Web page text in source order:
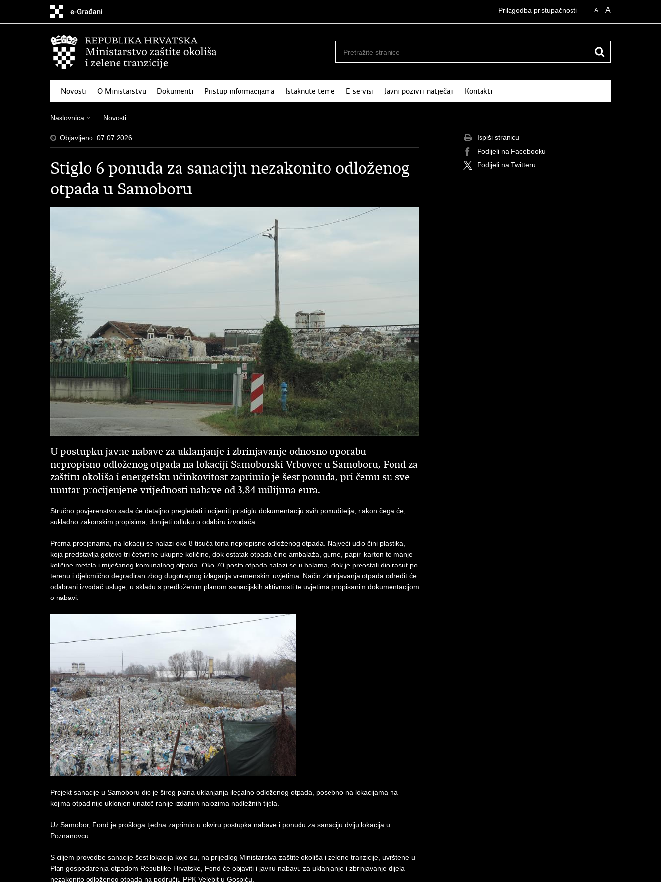
glavni
A A
Prilagodba pristupačnosti
Novosti O Ministarstvu Dokumenti Pristup informacijama Istaknute teme E-servisi Javni pozivi i natječaji Kontakti
Naslovnica Novosti
Objavljeno: 07.07.2026.
Stiglo 6 ponuda za sanaciju nezakonito odloženog
otpada u Samoboru
U postupku javne nabave za uklanjanje i zbrinjavanje odnosno oporabu
nepropisno odloženog otpada na lokaciji Samoborski Vrbovec u Samoboru, Fond za
zaštitu okoliša i energetsku učinkovitost zaprimio je šest ponuda, pri čemu su sve
unutar procijenjene vrijednosti nabave od 3,84 milijuna eura.
Stručno povjerenstvo sada će detaljno pregledati i ocijeniti pristiglu dokumentaciju svih ponuditelja, nakon čega će,
sukladno zakonskim propisima, donijeti odluku o odabiru izvođača.
Prema procjenama, na lokaciji se nalazi oko 8 tisuća tona nepropisno odloženog otpada. Najveći udio čini plastika,
koja predstavlja gotovo tri četvrtine ukupne količine, dok ostatak otpada čine ambalaža, gume, papir, karton te manje
količine metala i miješanog komunalnog otpada. Oko 70 posto otpada nalazi se u balama, dok je preostali dio rasut po
terenu i djelomično degradiran zbog dugotrajnog izlaganja vremenskim uvjetima. Način zbrinjavanja otpada odredit će
odabrani izvođač usluge, u skladu s predloženim planom sanacijskih aktivnosti te uvjetima propisanim dokumentacijom
o nabavi.
Projekt sanacije u Samoboru dio je šireg plana uklanjanja ilegalno odloženog otpada, posebno na lokacijama na
kojima otpad nije uklonjen unatoč ranije izdanim nalozima nadležnih tijela.
Uz Samobor, Fond je prošloga tjedna zaprimio u okviru postupka nabave i ponudu za sanaciju dviju lokacija u
Poznanovcu.
S ciljem provedbe sanacije šest lokacija koje su, na prijedlog Ministarstva zaštite okoliša i zelene tranzicije, uvrštene u
Plan gospodarenja otpadom Republike Hrvatske, Fond će objaviti i javnu nabavu za uklanjanje i zbrinjavanje dijela
nezakonito odloženog otpada na području PPK Velebit u Gospiću.
Ispiši stranicu
Podijeli na Facebooku
Podijeli na Twitteru